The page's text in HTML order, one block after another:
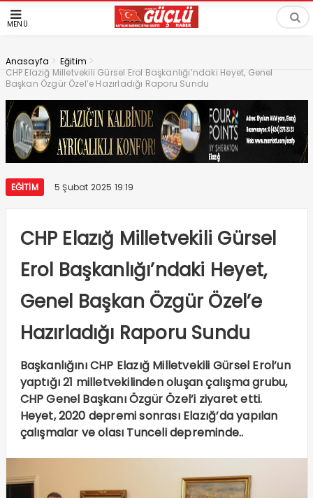
MENÜ
Anasayfa > Eğitim >
CHP Elazığ Milletvekili Gürsel Erol Başkanlığı’ndaki Heyet, Genel
Başkan Özgür Özel’e Hazırladığı Raporu Sundu
EĞITIM 5 Şubat 2025 19:19
CHP Elazığ Milletvekili Gürsel
Erol Başkanlığı’ndaki Heyet,
Genel Başkan Özgür Özel’e
Hazırladığı Raporu Sundu
Başkanlığını CHP Elazığ Milletvekili Gürsel Erol’un
yaptığı 21 milletvekilinden oluşan çalışma grubu,
CHP Genel Başkanı Özgür Özel’i ziyaret etti.
Heyet, 2020 depremi sonrası Elazığ’da yapılan
çalışmalar ve olası Tunceli depreminde..